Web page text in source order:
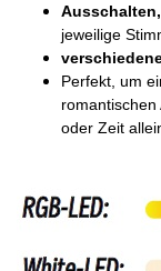
jeweilige
Perfekt, um
oder Zeit